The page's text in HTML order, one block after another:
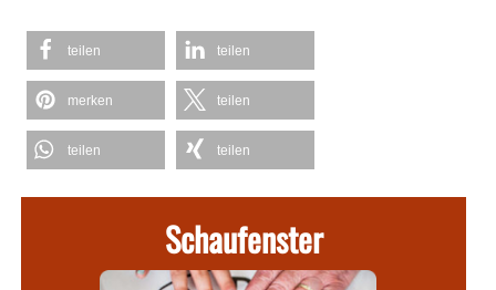
teilen teilen
merken teilen
teilen teilen
Schaufenster